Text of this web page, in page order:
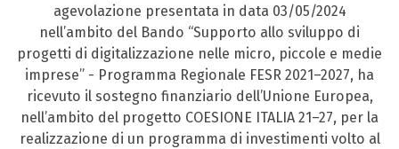
agevolazione presentata in data 03/05/2024
nell’ambito del Bando “Supporto allo sviluppo di
progetti di digitalizzazione nelle micro, piccole e medie
imprese” - Programma Regionale FESR 2021–2027, ha
ricevuto il sostegno finanziario dell’Unione Europea,
nell’ambito del progetto COESIONE ITALIA 21–27, per la
realizzazione di un programma di investimenti volto al